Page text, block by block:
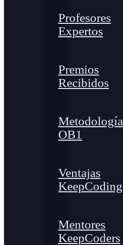
Profesores
Expertos
Premios
Recibidos
Metodología
OB1
Ventajas
KeepCoding
Mentores
KeepCoders